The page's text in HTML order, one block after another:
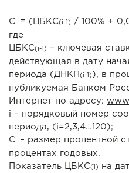
Ci = (ЦБКС(i-1)
/ 100% +
где
ЦБКС(i-1)
– ключевая
действующая в дату
периода (ДНКП
(i-1) ), в
публикуемая Банком
Интернет по адресу:
i – порядковый номер
периода, (i=2,3,4…120);
Ci
– размер процентной
процентах годовых.
Показатель ЦБКС(1)
на